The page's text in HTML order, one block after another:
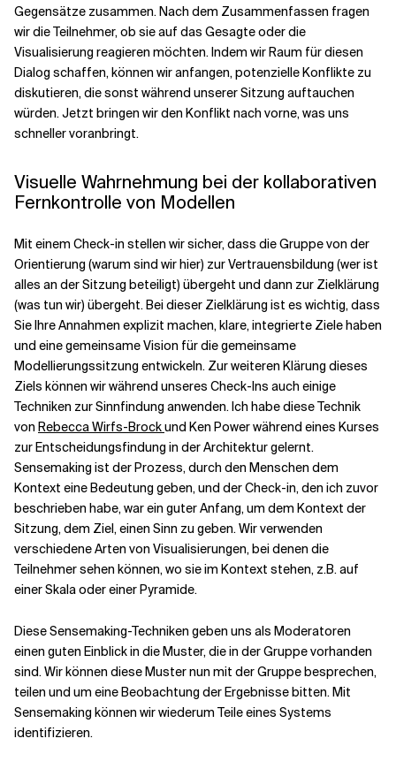
Gegensätze zusammen. Nach dem Zusammenfassen fragen
wir die Teilnehmer, ob sie auf das Gesagte oder die
Visualisierung reagieren möchten. Indem wir Raum für diesen
Dialog schaffen, können wir anfangen, potenzielle Konflikte zu
diskutieren, die sonst während unserer Sitzung auftauchen
würden. Jetzt bringen wir den Konflikt nach vorne, was uns
schneller voranbringt.
Visuelle Wahrnehmung bei der kollaborativen
Fernkontrolle von Modellen
Mit einem Check-in stellen wir sicher, dass die Gruppe von der
Orientierung (warum sind wir hier) zur Vertrauensbildung (wer ist
alles an der Sitzung beteiligt) übergeht und dann zur Zielklärung
(was tun wir) übergeht. Bei dieser Zielklärung ist es wichtig, dass
Sie Ihre Annahmen explizit machen, klare, integrierte Ziele haben
und eine gemeinsame Vision für die gemeinsame
Modellierungssitzung entwickeln. Zur weiteren Klärung dieses
Ziels können wir während unseres Check-Ins auch einige
Techniken zur Sinnfindung anwenden. Ich habe diese Technik
von Rebecca Wirfs-Brockund Ken Power während eines Kurses
zur Entscheidungsfindung in der Architektur gelernt.
Sensemaking ist der Prozess, durch den Menschen dem
Kontext eine Bedeutung geben, und der Check-in, den ich zuvor
beschrieben habe, war ein guter Anfang, um dem Kontext der
Sitzung, dem Ziel, einen Sinn zu geben. Wir verwenden
verschiedene Arten von Visualisierungen, bei denen die
Teilnehmer sehen können, wo sie im Kontext stehen, z.B. auf
einer Skala oder einer Pyramide.
Diese Sensemaking-Techniken geben uns als Moderatoren
einen guten Einblick in die Muster, die in der Gruppe vorhanden
sind. Wir können diese Muster nun mit der Gruppe besprechen,
teilen und um eine Beobachtung der Ergebnisse bitten. Mit
Sensemaking können wir wiederum Teile eines Systems
identifizieren.